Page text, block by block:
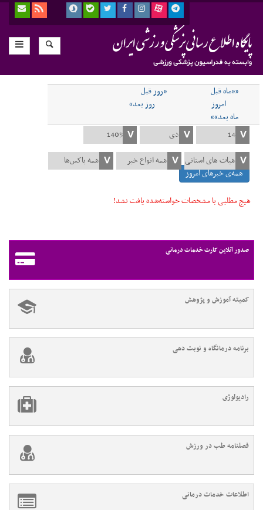
««ماه قبل
«روز قبل
امروز
روز بعد»
ماه بعد»»
همه‌ی خبرهای امروز
هیچ مطلبی با مشخصات خواسته‌شده یافت نشد!
صدور آنلاین کارت خدمات درمانی
کمیته آموزش و پژوهش
برنامه درمانگاه و نوبت دهی
رادیولوژی
فصلنامه طب در ورزش
اطلاعات خدمات درمانی